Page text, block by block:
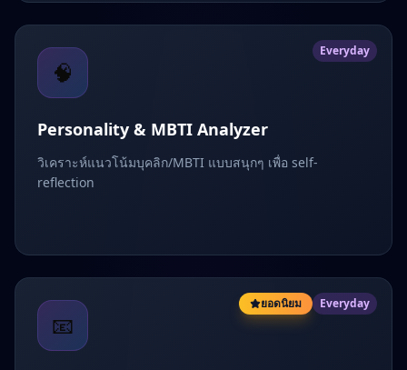
Everyday
🧠
Personality & MBTI Analyzer
วิเคราะห์แนวโน้มบุคลิก/MBTI แบบสนุกๆ เพื่อ self-
reflection
ยอดนิยม Everyday
📧